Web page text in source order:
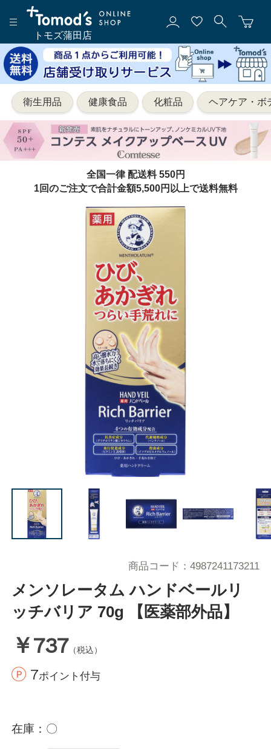
トモズ蒲田店
衛生用品 健康食品 化粧品 ヘアケア・ボ
全国一律 配送料 550円
1回のご注文で合計金額5,500円以上で送料無料
メンソレータム ハンドベールリ
ッチバリア 70g 【医薬部外品】
￥737 （税込）
7ポイント付与
商品コード 4987241173211
在庫 〇